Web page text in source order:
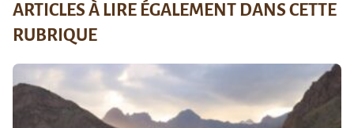
ARTICLES À LIRE ÉGALEMENT DANS CETTE
RUBRIQUE